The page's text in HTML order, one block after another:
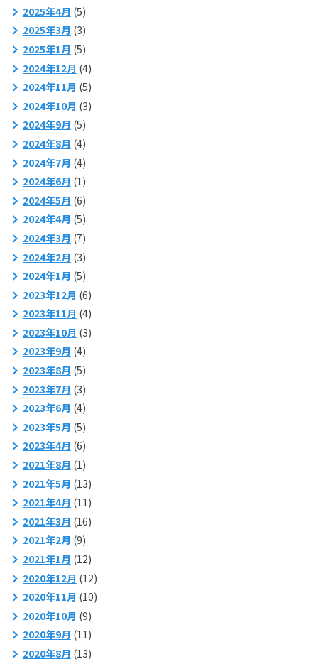
2025年4月 (5)
2025年3月 (3)
2025年1月 (5)
2024年12月 (4)
2024年11月 (5)
2024年10月 (3)
2024年9月 (5)
2024年8月 (4)
2024年7月 (4)
2024年6月 (1)
2024年5月 (6)
2024年4月 (5)
2024年3月 (7)
2024年2月 (3)
2024年1月 (5)
2023年12月 (6)
2023年11月 (4)
2023年10月 (3)
2023年9月 (4)
2023年8月 (5)
2023年7月 (3)
2023年6月 (4)
2023年5月 (5)
2023年4月 (6)
2021年8月 (1)
2021年5月 (13)
2021年4月 (11)
2021年3月 (16)
2021年2月 (9)
2021年1月 (12)
2020年12月 (12)
2020年11月 (10)
2020年10月 (9)
2020年9月 (11)
2020年8月 (13)